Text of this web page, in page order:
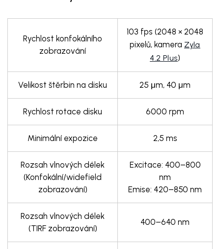
Rychlost konfokálního
zobrazování
103 fps (2048 × 2048
pixelů, kamera Zyla
4.2 Plus)
Velikost štěrbin na disku 25 μm, 40 μm
Rychlost rotace disku 6000 rpm
Minimální expozice 2,5 ms
Rozsah vlnových délek
(Konfokální/widefield
zobrazování)
Excitace: 400–800
nm
Emise: 420–850 nm
Rozsah vlnových délek
(TIRF zobrazování)
400–640 nm